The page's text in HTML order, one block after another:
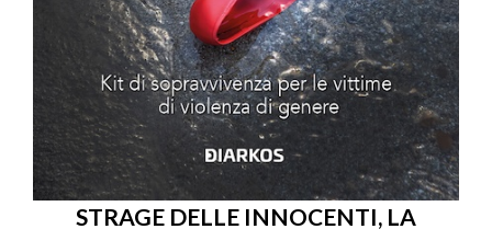
STRAGE DELLE INNOCENTI, LA